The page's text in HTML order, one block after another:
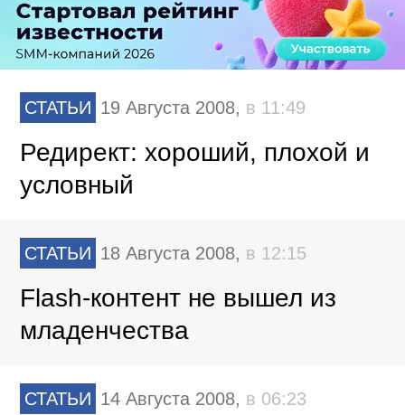
СТАТЬИ 19 Августа 2008, в 11:49
Редирект: хороший, плохой и
условный
СТАТЬИ 18 Августа 2008, в 12:15
Flash-контент не вышел из
младенчества
СТАТЬИ 14 Августа 2008, в 06:23